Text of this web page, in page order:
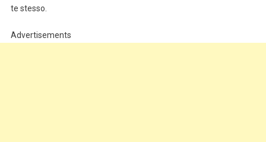
te stesso.
Advertisements